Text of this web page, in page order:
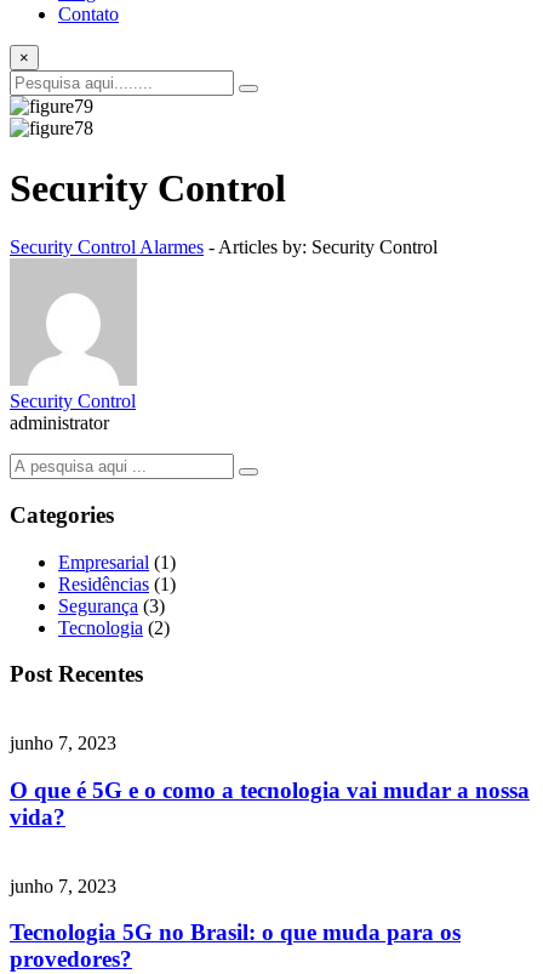
Contato
×
Security Control
Security Control Alarmes - Articles by: Security Control
Security Control
administrator
Categories
Empresarial (1)
Residências (1)
Segurança (3)
Tecnologia (2)
Post Recentes
junho 7, 2023
O que é 5G e o como a tecnologia vai mudar a nossa
vida?
junho 7, 2023
Tecnologia 5G no Brasil: o que muda para os
provedores?